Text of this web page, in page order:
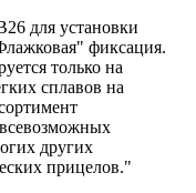
для установки
фиксация.
только на
сплавов на
других
прицелов."